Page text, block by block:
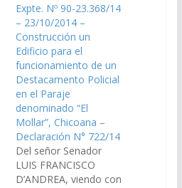
Expte. Nº 90-23.368/14
– 23/10/2014 –
Construcción un
Edificio para el
funcionamiento de un
Destacamento Policial
en el Paraje
denominado “El
Mollar”, Chicoana –
Declaración N° 722/14
Del señor Senador
LUIS FRANCISCO
D’ANDREA, viendo con